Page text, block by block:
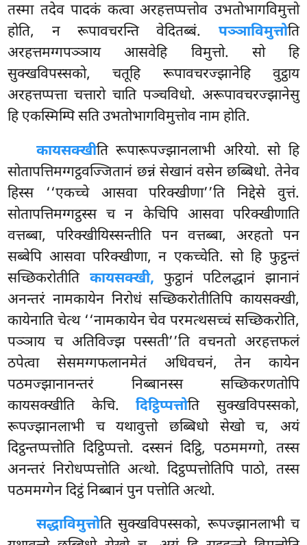
तस्मा तदेव पादकं कत्वा अरहत्तप्पत्तोव उभतोभागविमुत्तो
होति, न रूपावचरन्ति वेदितब्बं. पञ्ञाविमुत्तोति
अरहत्तमग्गपञ्ञाय आसवेहि विमुत्तो. सो हि
सुक्खविपस्सको, चतूहि रूपावचरज्झानेहि वुट्ठाय
अरहत्तप्पत्ता चत्तारो चाति पञ्चविधो. अरूपावचरज्झानेसु
हि एकस्मिम्पि सति उभतोभागविमुत्तोव नाम होति.
कायसक्खीति रूपारूपज्झानलाभी अरियो. सो हि
सोतापत्तिमग्गट्ठवज्जितानं छन्नं सेखानं वसेन छब्बिधो. तेनेव
हिस्स ‘‘एकच्चे आसवा परिक्खीणा’’ति निद्देसे वुत्तं.
सोतापत्तिमग्गट्ठस्स च न केचिपि आसवा परिक्खीणाति
वत्तब्बा, परिक्खीयिस्सन्तीति पन वत्तब्बा, अरहतो पन
सब्बेपि आसवा परिक्खीणा, न एकच्चेति. सो हि फुट्ठन्तं
सच्छिकरोतीति कायसक्खी, फुट्ठानं पटिलद्धानं झानानं
अनन्तरं नामकायेन निरोधं सच्छिकरोतीतिपि कायसक्खी,
कायेनाति चेत्थ ‘‘नामकायेन चेव परमत्थसच्चं सच्छिकरोति,
पञ्ञाय च अतिविज्झ पस्सती’’ति वचनतो अरहत्तफलं
ठपेत्वा सेसमग्गफलानमेतं अधिवचनं, तेन कायेन
पठमज्झानानन्तरं निब्बानस्स सच्छिकरणतोपि
कायसक्खीति केचि.दिट्ठिप्पत्तोति सुक्खविपस्सको,
रूपज्झानलाभी च यथावुत्तो छब्बिधो सेखो च, अयं
दिट्ठन्तप्पत्तोति दिट्ठिप्पत्तो. दस्सनं दिट्ठि, पठममग्गो, तस्स
अनन्तरं निरोधप्पत्तोति अत्थो. दिट्ठप्पत्तोतिपि पाठो, तस्स
पठममग्गेन दिट्ठं निब्बानं पुन पत्तोति अत्थो.
सद्धाविमुत्तोति सुक्खविपस्सको, रूपज्झानलाभी च